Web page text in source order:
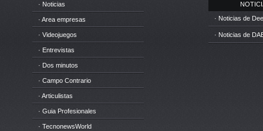
· Noticias
· Area empresas
· Videojuegos
· Entrevistas
· Dos minutos
· Campo Contrario
· Articulistas
· Guia Profesionales
· TecnonewsWorld
· Noticias de
· Noticias de